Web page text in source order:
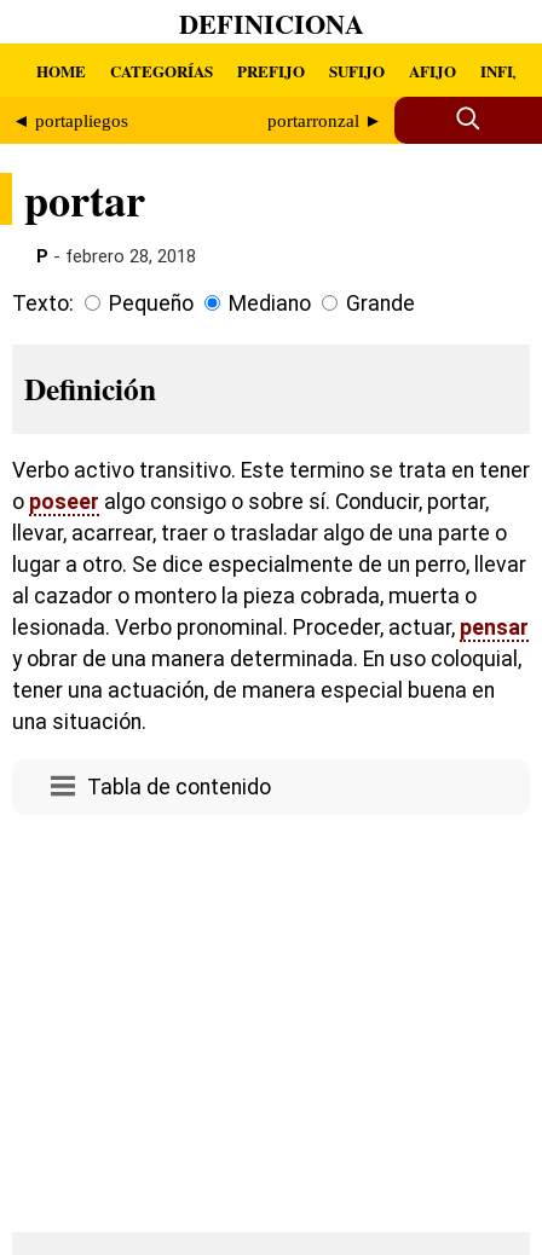
DEFINICIONA
HOME CATEGORÍAS PREFIJO SUFIJO AFIJO INFIJO
◄ portapliegos portarronzal ►
portar
P - febrero 28, 2018
Texto: Pequeño Mediano Grande
Definición
Verbo activo transitivo. Este termino se trata en tener
o poseer algo consigo o sobre sí. Conducir, portar,
llevar, acarrear, traer o trasladar algo de una parte o
lugar a otro. Se dice especialmente de un perro, llevar
al cazador o montero la pieza cobrada, muerta o
lesionada. Verbo pronominal. Proceder, actuar, pensar
y obrar de una manera determinada. En uso coloquial,
tener una actuación, de manera especial buena en
una situación.
Tabla de contenido